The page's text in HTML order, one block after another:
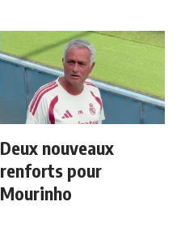
Deux nouveaux
renforts pour
Mourinho